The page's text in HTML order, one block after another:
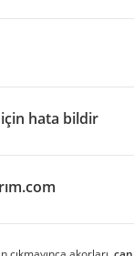
hata bildir